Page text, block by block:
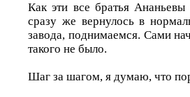
Как эти все братья
сразу же вернулось в
завода, поднимаемся. Сами
такого не было.
Шаг за шагом, я думаю, что